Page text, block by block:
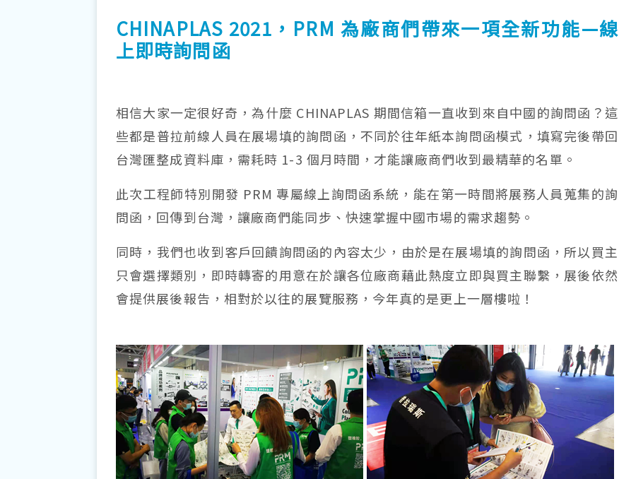
CHINAPLAS 2021，PRM 為廠商們帶來一項全新功能—線
上即時詢問函
相信大家一定很好奇，為什麼 CHINAPLAS 期間信箱一直收到來自中國的詢問函？這
些都是普拉前線人員在展場填的詢問函，不同於往年紙本詢問函模式，填寫完後帶回
台灣匯整成資料庫，需耗時 1-3 個月時間，才能讓廠商們收到最精華的名單。
此次工程師特別開發 PRM 專屬線上詢問函系統，能在第一時間將展務人員蒐集的詢
問函，回傳到台灣，讓廠商們能同步、快速掌握中國市場的需求趨勢。
同時，我們也收到客戶回饋詢問函的內容太少，由於是在展場填的詢問函，所以買主
只會選擇類別，即時轉寄的用意在於讓各位廠商藉此熱度立即與買主聯繫，展後依然
會提供展後報告，相對於以往的展覽服務，今年真的是更上一層樓啦！